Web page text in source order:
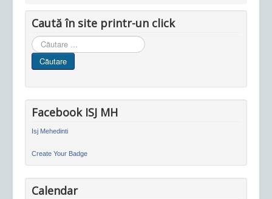
Caută în site printr-un click
Cauta
in
site
Căutare
Facebook ISJ MH
Isj Mehedinti
Create Your Badge
Calendar